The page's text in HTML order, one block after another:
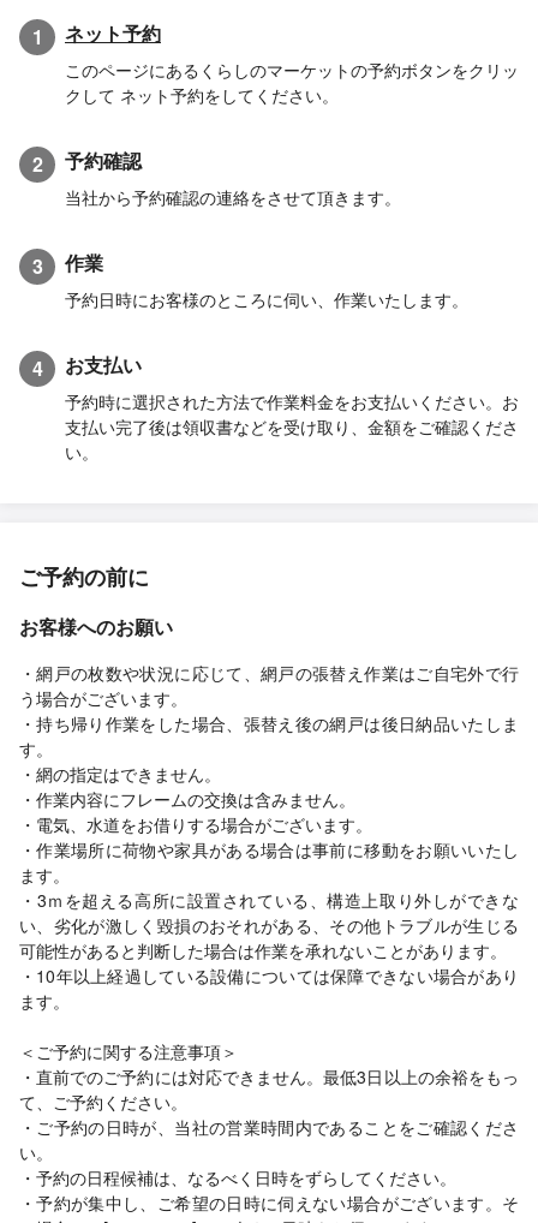
1 ネット予約
このページにあるくらしのマーケットの予約ボタンをクリッ
クして ネット予約をしてください。
2 予約確認
当社から予約確認の連絡をさせて頂きます。
3 作業
予約日時にお客様のところに伺い、作業いたします。
4 お支払い
予約時に選択された方法で作業料金をお支払いください。お
支払い完了後は領収書などを受け取り、金額をご確認くださ
い。
ご予約の前に
お客様へのお願い
・網戸の枚数や状況に応じて、網戸の張替え作業はご自宅外で行
う場合がございます。
・持ち帰り作業をした場合、張替え後の網戸は後日納品いたしま
す。
・網の指定はできません。
・作業内容にフレームの交換は含みません。
・電気、水道をお借りする場合がございます。
・作業場所に荷物や家具がある場合は事前に移動をお願いいたし
ます。
・3ｍを超える高所に設置されている、構造上取り外しができな
い、劣化が激しく毀損のおそれがある、その他トラブルが生じる
可能性があると判断した場合は作業を承れないことがあります。
・10年以上経過している設備については保障できない場合があり
ます。
＜ご予約に関する注意事項＞
・直前でのご予約には対応できません。最低3日以上の余裕をもっ
て、ご予約ください。
・ご予約の日時が、当社の営業時間内であることをご確認くださ
い。
・予約の日程候補は、なるべく日時をずらしてください。
・予約が集中し、ご希望の日時に伺えない場合がございます。そ